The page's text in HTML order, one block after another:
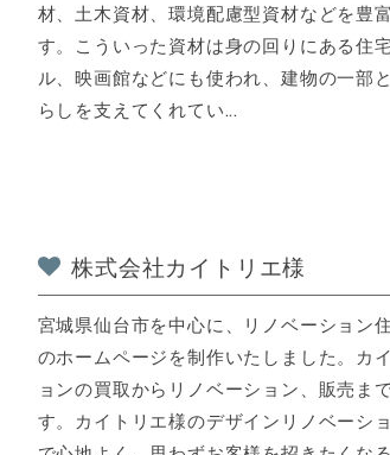
材、土木資材、環境配慮型資材などを豊
す。こういった資材は身の回りにある住
ル、映画館などにも使われ、建物の一部
らしを支えてくれてい...
株式会社カイトリエ様
宮城県仙台市を中心に、リノベーション
のホームページを制作いたしました。カ
ョンの買取からリノベーション、販売ま
す。カイトリエ様のデザインリノベーシ